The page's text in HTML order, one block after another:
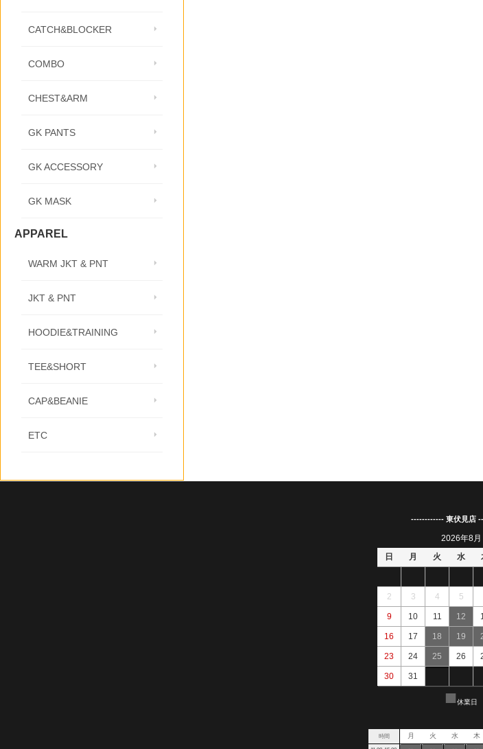
CATCH&BLOCKER
COMBO
CHEST&ARM
GK PANTS
GK ACCESSORY
GK MASK
APPAREL
WARM JKT & PNT
JKT & PNT
HOODIE&TRAINING
TEE&SHORT
CAP&BEANIE
ETC
------------ 東伏見店